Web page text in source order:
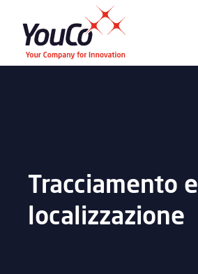
Tracciamento e
localizzazione